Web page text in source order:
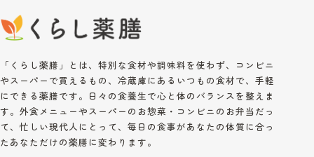
「くらし薬膳」とは、特別な食材や調味料を使わず、コンビニ
やスーパーで買えるもの、冷蔵庫にあるいつもの食材で、手軽
にできる薬膳です。日々の食養生で心と体のバランスを整えま
す。外食メニューやスーパーのお惣菜・コンビニのお弁当だっ
て、忙しい現代人にとって、毎日の食事があなたの体質に合っ
たあなただけの薬膳に変わります。